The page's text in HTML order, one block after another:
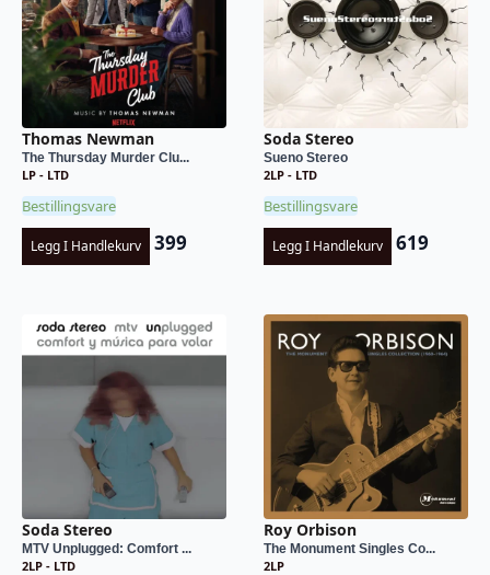
Thomas Newman
The Thursday Murder Clu...
LP - LTD
Bestillingsvare
Legg I Handlekurv 399
Soda Stereo
Sueno Stereo
2LP - LTD
Bestillingsvare
Legg I Handlekurv 619
Soda Stereo
MTV Unplugged: Comfort ...
2LP - LTD
Roy Orbison
The Monument Singles Co...
2LP